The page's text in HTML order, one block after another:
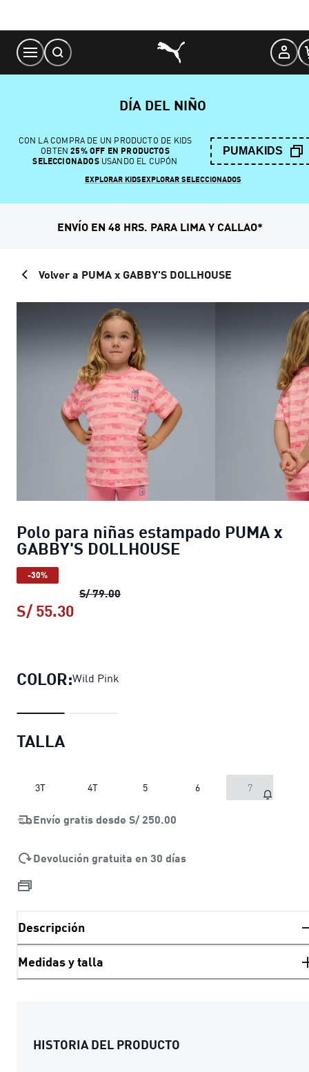
Content
DÍA DEL NIÑO
CON LA COMPRA DE UN PRODUCTO DE KIDS
OBTEN 25% OFF EN PRODUCTOS
SELECCIONADOSUSANDO EL CUPÓN
PUMAKIDS
EXPLORAR KIDSEXPLORAR SELECCIONADOS
ENVÍO EN 48 HRS. PARA LIMA Y CALLAO*
Volver a PUMA x GABBY'S DOLLHOUSE
Polo para niñas estampado PUMA x
GABBY'S DOLLHOUSE
-30%
S/ 79.00Polo para niñas estampado PUMA x
S/ 55.30
COLOR:Wild Pink
TALLA
3T 4T 5 6 7
Envío gratis desde S/ 250.00
Devolución gratuita en 30 días
Descripción
Medidas y talla
HISTORIA DEL PRODUCTO